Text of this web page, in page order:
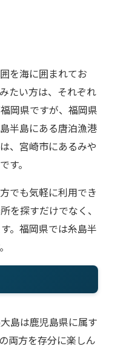
を海に囲まれてお
たい方は、それぞれ
岡県ですが、福岡県
半島にある唐泊漁港
、宮崎市にあるみや
す。
でも気軽に利用でき
を探すだけでなく、
。福岡県では糸島半
島は鹿児島県に属す
両方を存分に楽しん